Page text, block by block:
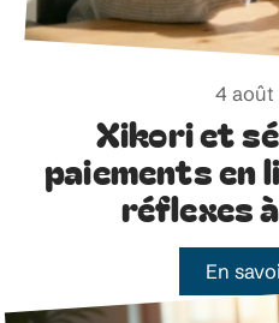
4 août
Xikori et
paiements en
réflexes
En